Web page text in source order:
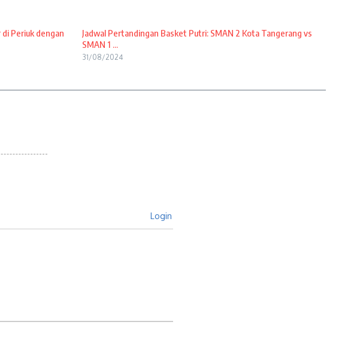
Periuk dengan
Jadwal Pertandingan Basket Putri: SMAN 2 Kota Tangerang vs
SMAN 1 ...
31/08/2024
Login